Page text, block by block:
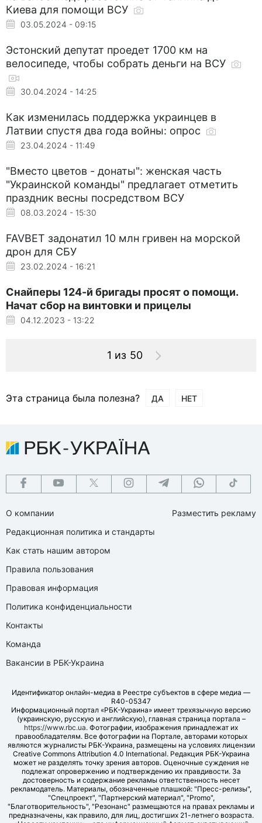
Киева для помощи ВСУ
03.05.2024 - 09:15
Эстонский депутат проедет 1700 км на
велосипеде, чтобы собрать деньги на ВСУ
30.04.2024 - 14:25
Как изменилась поддержка украинцев в
Латвии спустя два года войны: опрос
23.04.2024 - 11:49
"Вместо цветов - донаты": женская часть
"Украинской команды" предлагает отметить
праздник весны посредством ВСУ
08.03.2024 - 15:30
FAVBET задонатил 10 млн гривен на морской
дрон для СБУ
23.02.2024 - 16:21
Снайперы 124-й бригады просят о помощи.
Начат сбор на винтовки и прицелы
04.12.2023 - 13:22
1 из 50
Эта страница была полезна? ДА НЕТ
О компании
Редакционная политика и стандарты
Как стать нашим автором
Правила пользования
Правовая информация
Политика конфиденциальности
Контакты
Команда
Вакансии в РБК-Украина
Разместить рекламу
Идентификатор онлайн-медиа в Реестре субъектов в сфере медиа —
R40-05347
Информационный портал «РБК-Украина» имеет трехязычную версию
(украинскую, русскую и английскую), главная страница портала –
https://www.rbc.ua. Фотографии, изображения принадлежат их
правообладателям. Все фотографии на Портале, авторами которых
являются журналисты РБК-Украина, размещены на условиях лицензии
Creative Commons Attribution 4.0 International. Редакция РБК-Украина
может не разделять точку зрения авторов. Оценочные суждения не
подлежат опровержению и подтверждению их правдивости. За
достоверность и содержание рекламы ответственность несет
рекламодатель. Материалы, обозначенные плашкой: "Пресс-релизы",
"Спецпроект", "Партнерский материал", "Promo",
"Благотворительность", "Резонанс" размещаются на правах рекламы и
предназначены, как правило, для лиц, достигших 21-летнего возраста.